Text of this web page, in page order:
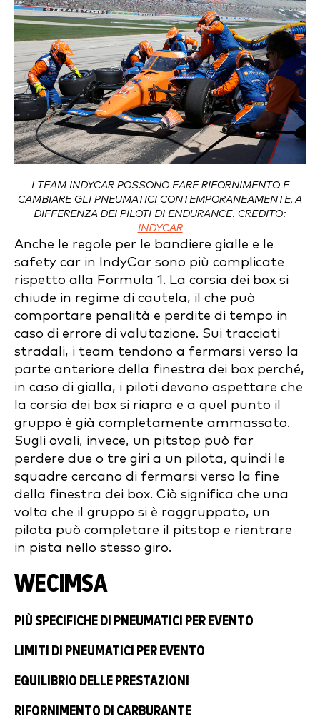
I TEAM INDYCAR POSSONO FARE RIFORNIMENTO E
CAMBIARE GLI PNEUMATICI CONTEMPORANEAMENTE, A
DIFFERENZA DEI PILOTI DI ENDURANCE. CREDITO:
INDYCAR
Anche le regole per le bandiere gialle e le
safety car in IndyCar sono più complicate
rispetto alla Formula 1. La corsia dei box si
chiude in regime di cautela, il che può
comportare penalità e perdite di tempo in
caso di errore di valutazione. Sui tracciati
stradali, i team tendono a fermarsi verso la
parte anteriore della finestra dei box perché,
in caso di gialla, i piloti devono aspettare che
la corsia dei box si riapra e a quel punto il
gruppo è già completamente ammassato.
Sugli ovali, invece, un pitstop può far
perdere due o tre giri a un pilota, quindi le
squadre cercano di fermarsi verso la fine
della finestra dei box. Ciò significa che una
volta che il gruppo si è raggruppato, un
pilota può completare il pitstop e rientrare
in pista nello stesso giro.
WECIMSA
PIÙ SPECIFICHE DI PNEUMATICI PER EVENTO
LIMITI DI PNEUMATICI PER EVENTO
EQUILIBRIO DELLE PRESTAZIONI
RIFORNIMENTO DI CARBURANTE